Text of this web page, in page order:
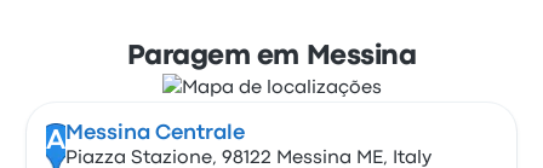
Paragem em Messina
A Messina Centrale
Piazza Stazione, 98122 Messina ME, Italy